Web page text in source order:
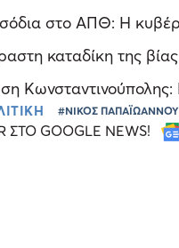
στο ΑΠΘ: Η
καταδίκη της
#ΝΙΚΟΣ ΠΑΠΑΪΩΑΝΝΟΥ
ΣΤΟ GOOGLE NEWS!